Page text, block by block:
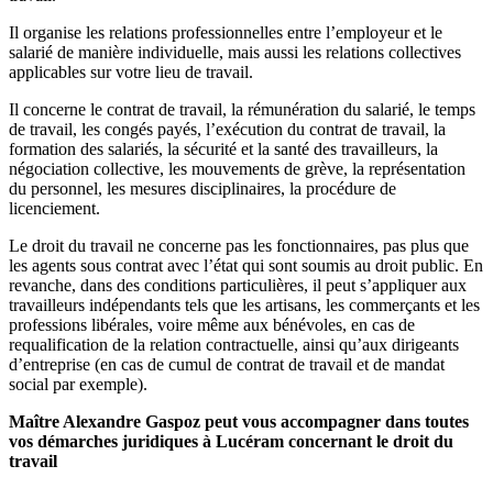
Il organise les relations professionnelles entre l’employeur et le
salarié de manière individuelle, mais aussi les relations collectives
applicables sur votre lieu de travail.
Il concerne le contrat de travail, la rémunération du salarié, le temps
de travail, les congés payés, l’exécution du contrat de travail, la
formation des salariés, la sécurité et la santé des travailleurs, la
négociation collective, les mouvements de grève, la représentation
du personnel, les mesures disciplinaires, la procédure de
licenciement.
Le droit du travail ne concerne pas les fonctionnaires, pas plus que
les agents sous contrat avec l’état qui sont soumis au droit public. En
revanche, dans des conditions particulières, il peut s’appliquer aux
travailleurs indépendants tels que les artisans, les commerçants et les
professions libérales, voire même aux bénévoles, en cas de
requalification de la relation contractuelle, ainsi qu’aux dirigeants
d’entreprise (en cas de cumul de contrat de travail et de mandat
social par exemple).
Maître Alexandre Gaspoz peut vous accompagner dans toutes
vos démarches juridiques à Lucéram concernant le droit du
travail